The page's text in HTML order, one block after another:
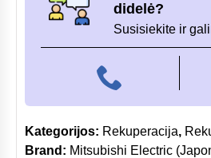
didelė?
Susisiekite ir
Kategorijos: Rekuperacija,
Brand: Mitsubishi Electric